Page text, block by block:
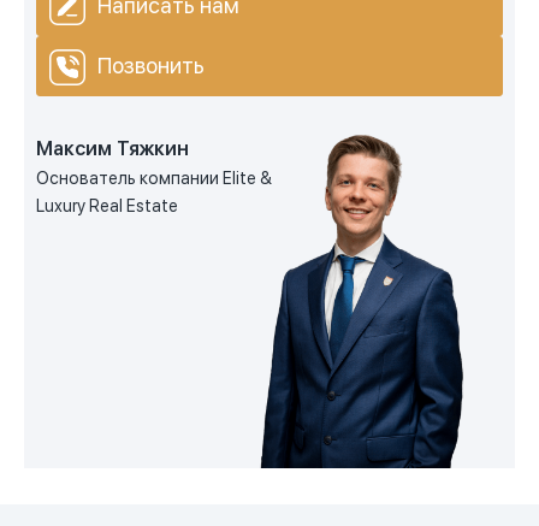
Написать нам
Позвонить
Максим Тяжкин
Основатель компании Elite &
Luxury Real Estate